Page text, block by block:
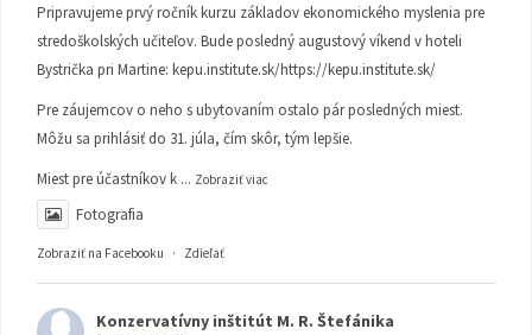
Pripravujeme prvý ročník kurzu základov ekonomického myslenia pre
stredoškolských učiteľov. Bude posledný augustový víkend v hoteli
Bystrička pri Martine: kepu.institute.sk/https://kepu.institute.sk/
Pre záujemcov o neho s ubytovaním ostalo pár posledných miest.
Môžu sa prihlásiť do 31. júla, čím skôr, tým lepšie.
Miest pre účastníkov k ... Zobraziť viac
Fotografia
Zobraziť na Facebooku · Zdieľať
Konzervatívny inštitút M. R. Štefánika